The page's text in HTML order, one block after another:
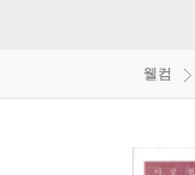
웰컴